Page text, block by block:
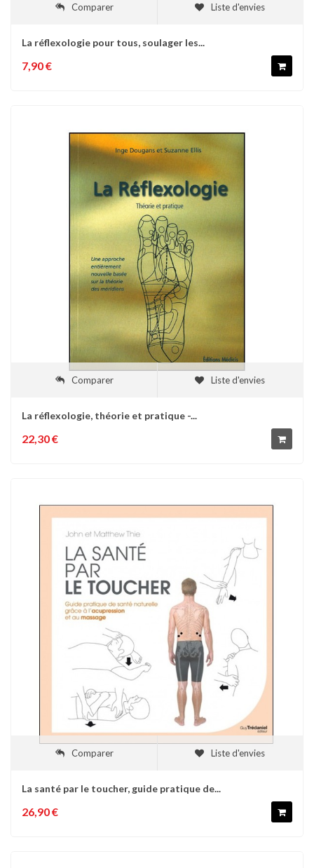
Comparer Liste d'envies
La réflexologie pour tous, soulager les...
7,90 €
Comparer Liste d'envies
La réflexologie, théorie et pratique -...
22,30 €
Comparer Liste d'envies
La santé par le toucher, guide pratique de...
26,90 €